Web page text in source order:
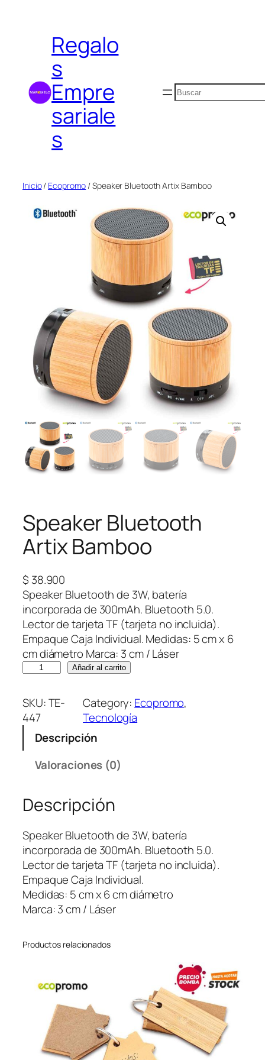
contenidoRegalo
s
Empre
sariale
s
Buscar
Inicio/ Ecopromo / Speaker Bluetooth Artix Bamboo
Speaker Bluetooth
Artix Bamboo
$ 38.900
Speaker Bluetooth de 3W, batería
incorporada de 300mAh. Bluetooth 5.0.
Lector de tarjeta TF (tarjeta no incluida).
Empaque Caja Individual. Medidas: 5 cm x 6
cm diámetro Marca: 3 cm / Láser
e
a
k
u
e
t
o
o
t
h
A
i
Añadir al carrito
SKU:TE-
447
Category: Ecopromo
Tecnología
Descripción
Valoraciones (0)
Descripción
Speaker Bluetooth de 3W, batería
incorporada de 300mAh. Bluetooth 5.0.
Lector de tarjeta TF (tarjeta no incluida).
Empaque Caja Individual.
Medidas: 5 cm x 6 cm diámetro
Marca: 3 cm / Láser
Productos relacionados